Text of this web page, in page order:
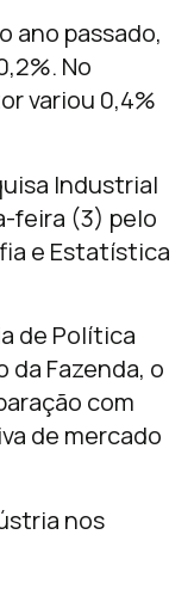
ano passado,
No
variou 0,4%
Industrial
feira (3) pelo
e Estatística
de Política
da Fazenda, o
com
de mercado
nos